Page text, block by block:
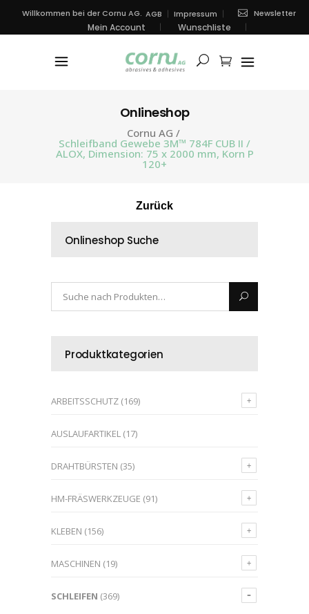
Willkommen bei der Cornu AG. AGB Impressum Newsletter
Mein Account Wunschliste
Onlineshop
Cornu AG /
Schleifband Gewebe 3M™ 784F CUB II /
ALOX, Dimension: 75 x 2000 mm, Korn P
120+
Zurück
Onlineshop Suche
Produktkategorien
ARBEITSSCHUTZ (169)
AUSLAUFARTIKEL (17)
DRAHTBÜRSTEN (35)
HM-FRÄSWERKZEUGE (91)
KLEBEN (156)
MASCHINEN (19)
SCHLEIFEN (369)